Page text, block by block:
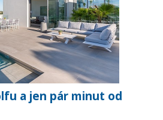
a jen pár minut od